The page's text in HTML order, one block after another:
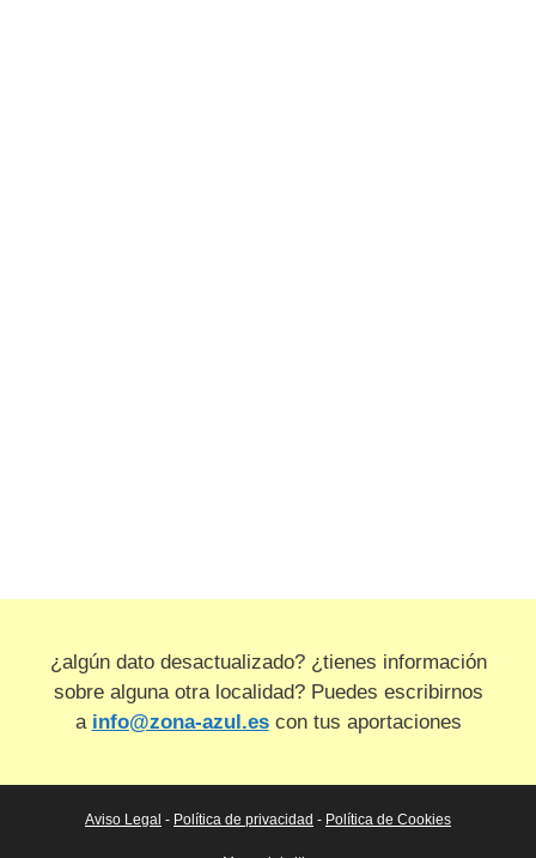
¿algún dato desactualizado? ¿tienes información
sobre alguna otra localidad? Puedes escribirnos
a info@zona-azul.escon tus aportaciones
Aviso Legal - Política de privacidad - Política de Cookies